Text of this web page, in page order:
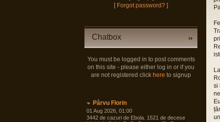
[ Forgot password? ]
Chatbox
You must be logged in to post comments
on this site - please either log in or if you
are not registered click here to signup
Pârvu Florin
01 Aug 2026, 01:00
3442 de cazuri de Ebola. 1521 de decese
si